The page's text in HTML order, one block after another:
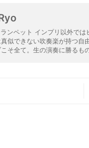
ンペット インプリ以外で
似できない吹奏楽が持つ自
そ全て。生の演奏に勝るも